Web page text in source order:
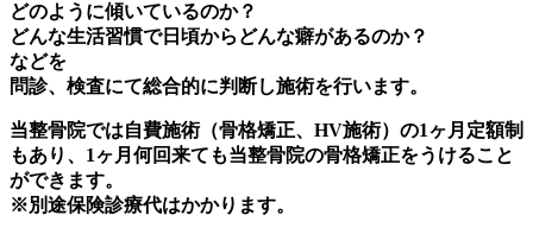
どのように傾いているのか？
どんな生活習慣で日頃からどんな癖があるのか？
などを
問診、検査にて総合的に判断し施術を行います。
当整骨院では自費施術（骨格矯正、HV施術）の1ヶ月定額制
もあり、1ヶ月何回来ても当整骨院の骨格矯正をうけること
ができます。
※別途保険診療代はかかります。